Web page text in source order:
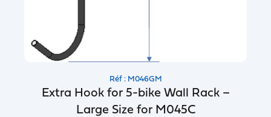
Réf : M046GM
Extra Hook for 5-bike Wall Rack –
Large Size for M045C